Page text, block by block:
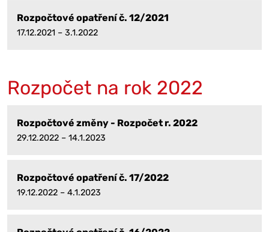
Rozpočtové opatření č. 12/2021
17.12.2021 – 3.1.2022
Rozpočet na rok 2022
Rozpočtové změny - Rozpočet r. 2022
29.12.2022 – 14.1.2023
Rozpočtové opatření č. 17/2022
19.12.2022 – 4.1.2023